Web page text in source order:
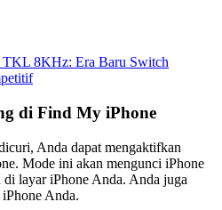
8KHz: Era Baru Switch
di Find My iPhone
Anda dapat mengaktifkan
Mode ini akan mengunci iPhone
layar iPhone Anda. Anda juga
Anda.